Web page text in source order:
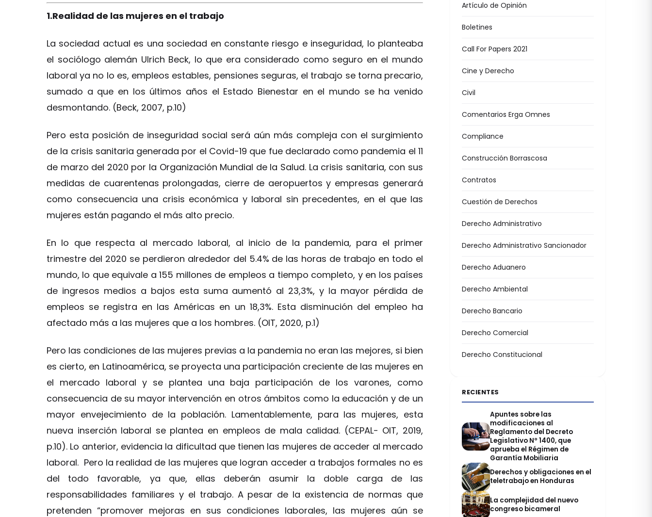
1.Realidad de las mujeres en el trabajo
La sociedad actual es una sociedad en constante riesgo e inseguridad, lo planteaba
el sociólogo alemán Ulrich Beck, lo que era considerado como seguro en el mundo
laboral ya no lo es, empleos estables, pensiones seguras, el trabajo se torna precario,
sumado a que en los últimos años el Estado Bienestar en el mundo se ha venido
desmontando. (Beck, 2007, p.10)
Pero esta posición de inseguridad social será aún más compleja con el surgimiento
de la crisis sanitaria generada por el Covid-19 que fue declarado como pandemia el 11
de marzo del 2020 por la Organización Mundial de la Salud. La crisis sanitaria, con sus
medidas de cuarentenas prolongadas, cierre de aeropuertos y empresas generará
como consecuencia una crisis económica y laboral sin precedentes, en el que las
mujeres están pagando el más alto precio.
En lo que respecta al mercado laboral, al inicio de la pandemia, para el primer
trimestre del 2020 se perdieron alrededor del 5.4% de las horas de trabajo en todo el
mundo, lo que equivale a 155 millones de empleos a tiempo completo, y en los países
de ingresos medios a bajos esta suma aumentó al 23,3%, y la mayor pérdida de
empleos se registra en las Américas en un 18,3%. Esta disminución del empleo ha
afectado más a las mujeres que a los hombres. (OIT, 2020, p.1)
Pero las condiciones de las mujeres previas a la pandemia no eran las mejores, si bien
es cierto, en Latinoamérica, se proyecta una participación creciente de las mujeres en
el mercado laboral y se plantea una baja participación de los varones, como
consecuencia de su mayor intervención en otros ámbitos como la educación y de un
mayor envejecimiento de la población. Lamentablemente, para las mujeres, esta
nueva inserción laboral se plantea en empleos de mala calidad. (CEPAL- OIT, 2019,
p.10). Lo anterior, evidencia la dificultad que tienen las mujeres de acceder al mercado
laboral. Pero la realidad de las mujeres que logran acceder a trabajos formales no es
del todo favorable, ya que, ellas deberán asumir la doble carga de las
responsabilidades familiares y el trabajo. A pesar de la existencia de normas que
pretenden “promover mejoras en sus condiciones laborales, las mujeres aún se
Artículo de Opinión
Boletines
Call For Papers 2021
Cine y Derecho
Civil
Comentarios Erga Omnes
Compliance
Construcción Borrascosa
Contratos
Cuestión de Derechos
Derecho Administrativo
Derecho Administrativo Sancionador
Derecho Aduanero
Derecho Ambiental
Derecho Bancario
Derecho Comercial
Derecho Constitucional
RECIENTES
Apuntes sobre las
modificaciones al
Reglamento del Decreto
Legislativo Nº 1400, que
aprueba el Régimen de
Garantía Mobiliaria
Derechos y obligaciones en el
teletrabajo en Honduras
La complejidad del nuevo
congreso bicameral